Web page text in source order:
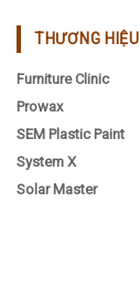
THƯƠNG HIỆU
Furniture Clinic
Prowax
SEM Plastic Paint
System X
Solar Master